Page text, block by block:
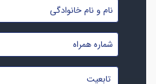
نام
و
نام
خانوادگی
شماره
موبایل
تابعیت